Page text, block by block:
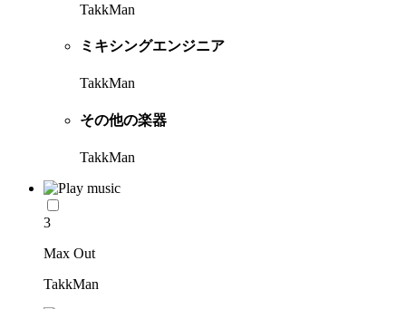
TakkMan
ミキシングエンジニア
TakkMan
その他の楽器
TakkMan
3
Max Out
TakkMan